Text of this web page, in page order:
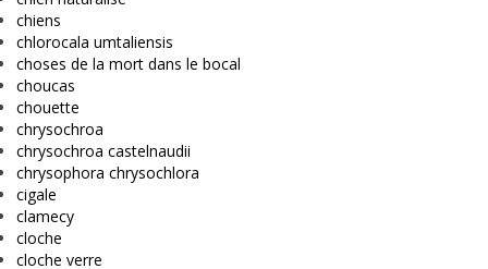
chiens
chlorocala umtaliensis
choses de la mort dans le bocal
choucas
chouette
chrysochroa
chrysochroa castelnaudii
chrysophora chrysochlora
cigale
clamecy
cloche
cloche verre